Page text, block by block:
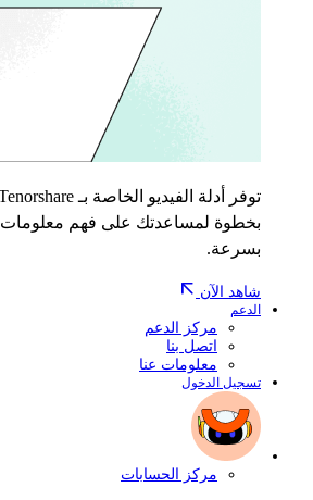
بخطوة لمساعدتك على فهم معلومات
بسرعة.
شاهد الآن
الدعم
مركز الدعم
اتصل بنا
معلومات عنا
تسجيل الدخول
مركز الحسابات